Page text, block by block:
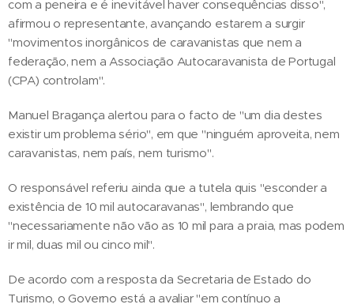
com a peneira e é inevitável haver consequências disso",
afirmou o representante, avançando estarem a surgir
"movimentos inorgânicos de caravanistas que nem a
federação, nem a Associação Autocaravanista de Portugal
(CPA) controlam".
Manuel Bragança alertou para o facto de "um dia destes
existir um problema sério", em que "ninguém aproveita, nem
caravanistas, nem país, nem turismo".
O responsável referiu ainda que a tutela quis "esconder a
existência de 10 mil autocaravanas", lembrando que
"necessariamente não vão as 10 mil para a praia, mas podem
ir mil, duas mil ou cinco mil".
De acordo com a resposta da Secretaria de Estado do
Turismo, o Governo está a avaliar "em contínuo a